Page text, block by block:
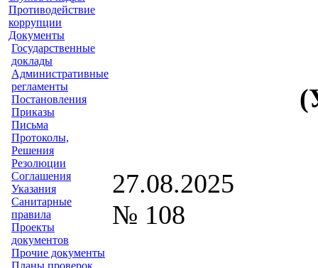
Противодействие
коррупции
Документы
Государственные
доклады
Административные
регламенты
Постановления
Приказы
Письма
Протоколы,
Решения
Резолюции
Соглашения
Указания
Санитарные
правила
Проекты
документов
Прочие документы
Планы проверок
№ 108